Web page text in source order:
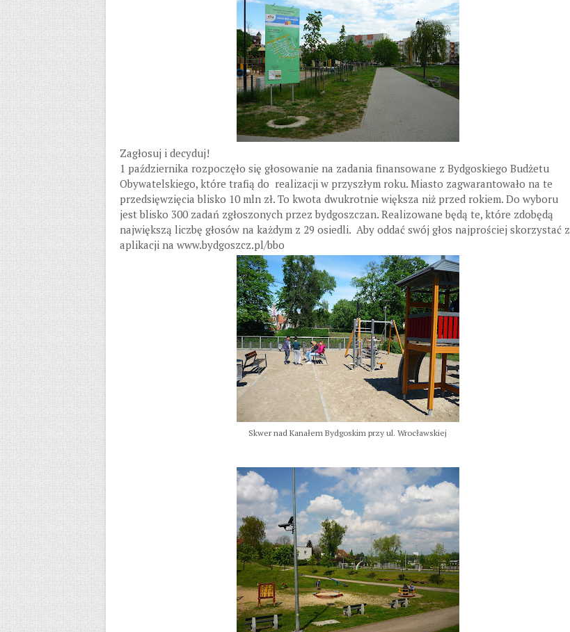
Zagłosuj i decyduj!
1 października rozpoczęło się głosowanie na zadania finansowane z Bydgoskiego Budżetu
Obywatelskiego, które trafią do realizacji w przyszłym roku. Miasto zagwarantowało na te
przedsięwzięcia blisko 10 mln zł. To kwota dwukrotnie większa niż przed rokiem. Do wyboru
jest blisko 300 zadań zgłoszonych przez bydgoszczan. Realizowane będą te, które zdobędą
największą liczbę głosów na każdym z 29 osiedli. Aby oddać swój głos najprościej skorzystać z
aplikacji na www.bydgoszcz.pl/bbo
Skwer nad Kanałem Bydgoskim przy ul. Wrocławskiej